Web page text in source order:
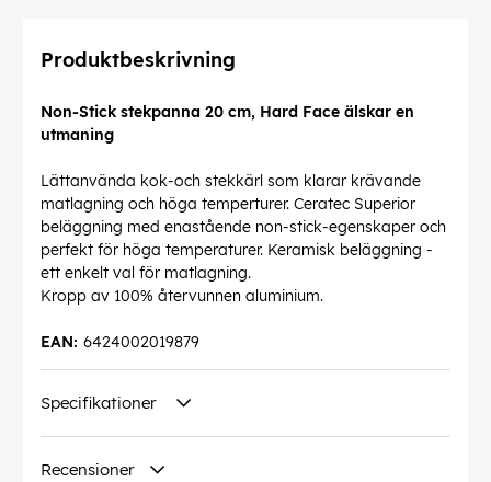
Produktbeskrivning
Non-Stick stekpanna 20 cm, Hard Face älskar en
utmaning
Lättanvända kok-och stekkärl som klarar krävande
matlagning och höga temperturer. Ceratec Superior
beläggning med enastående non-stick-egenskaper och
perfekt för höga temperaturer. Keramisk beläggning -
ett enkelt val för matlagning.
Kropp av 100% återvunnen aluminium.
6424002019879
EAN:
Specifikationer
Recensioner